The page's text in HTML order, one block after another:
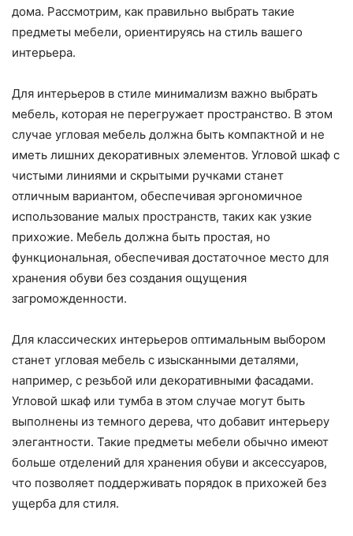
дома. Рассмотрим, как правильно выбрать такие
предметы мебели, ориентируясь на стиль вашего
интерьера.
Для интерьеров в стиле минимализм важно выбрать
мебель, которая не перегружает пространство. В этом
случае угловая мебель должна быть компактной и не
иметь лишних декоративных элементов. Угловой шкаф с
чистыми линиями и скрытыми ручками станет
отличным вариантом, обеспечивая эргономичное
использование малых пространств, таких как узкие
прихожие. Мебель должна быть простая, но
функциональная, обеспечивая достаточное место для
хранения обуви без создания ощущения
загроможденности.
Для классических интерьеров оптимальным выбором
станет угловая мебель с изысканными деталями,
например, с резьбой или декоративными фасадами.
Угловой шкаф или тумба в этом случае могут быть
выполнены из темного дерева, что добавит интерьеру
элегантности. Такие предметы мебели обычно имеют
больше отделений для хранения обуви и аксессуаров,
что позволяет поддерживать порядок в прихожей без
ущерба для стиля.